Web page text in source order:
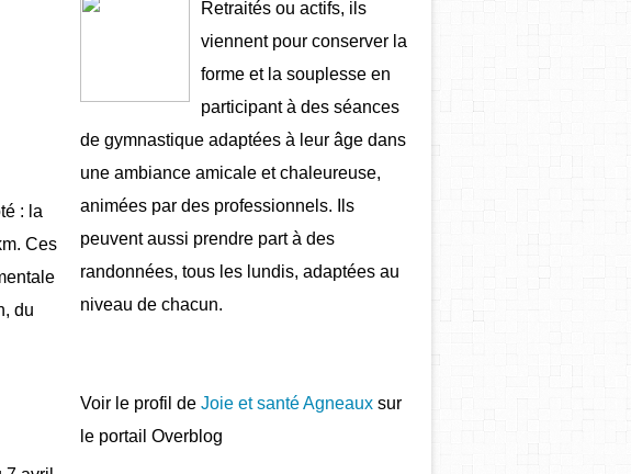
: la
Ces
du
Retraités ou actifs, ils
viennent pour conserver la
forme et la souplesse en
participant à des séances
de gymnastique adaptées à leur âge dans
une ambiance amicale et chaleureuse,
animées par des professionnels. Ils
peuvent aussi prendre part à des
randonnées, tous les lundis, adaptées au
niveau de chacun.
Voir le profil de Joie et santé Agneaux sur
le portail Overblog